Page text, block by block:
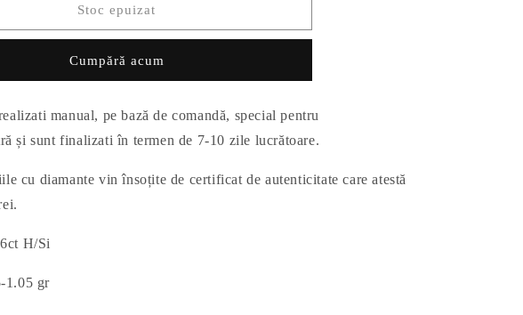
Aur
Diamant
Stoc epuizat
Cumpără acum
manual, pe bază de comandă, special pentru
și sunt finalizati în termen de 7-10 zile lucrătoare.
cu diamante vin însoțite de certificat de autenticitate care atestă
H/Si
1.05 gr